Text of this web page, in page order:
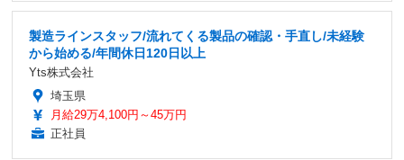
製造ラインスタッフ/流れてくる製品の確認・手直し/未経験
から始める/年間休日120日以上
Yts株式会社
埼玉県
月給29万4,100円～45万円
正社員